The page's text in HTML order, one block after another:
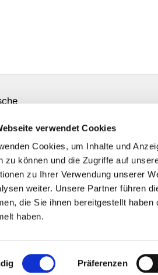
verwendet Cookies
Cookies, um Inhalte und
zu können und die Zugriffe auf
zu Ihrer Verwendung unserer
weiter. Unsere Partner führen
die Sie ihnen bereitgestellt
haben.
Präferenzen